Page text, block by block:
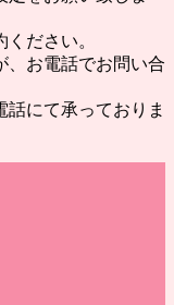
ださい。
、お電話でお問い合
にて承っておりま